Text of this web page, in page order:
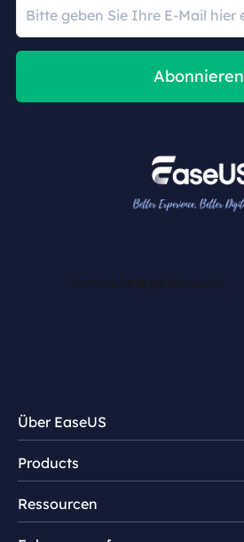
Abonnieren
Über EaseUS
Impressum
Review & Auszeichnungen
Products
EaseUS PDF Editor
Ressourcen